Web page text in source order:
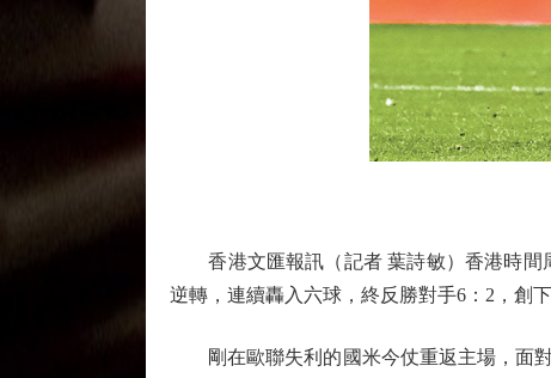
香港文匯報訊（記者 葉詩敏）香港時間
逆轉，連續轟入六球，終反勝對手6：2，創
剛在歐聯失利的國米今仗重返主場，面對